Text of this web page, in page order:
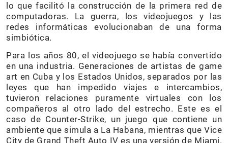
lo que facilitó la construcción de la primera red de
computadoras. La guerra, los videojuegos y las
redes informáticas evolucionaban de una forma
simbiótica.
Para los años 80, el videojuego se había convertido
en una industria. Generaciones de artistas de game
art en Cuba y los Estados Unidos, separados por las
leyes que han impedido viajes e intercambios,
tuvieron relaciones puramente virtuales con los
compañeros al otro lado del estrecho. Este es el
caso de Counter-Strike, un juego que contiene un
ambiente que simula a La Habana, mientras que Vice
City de Grand Theft Auto IV es una versión de Miami.